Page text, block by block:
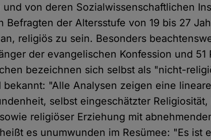
von deren Sozialwissenschaftlichen
Befragten der Altersstufe von 19 bis 27
religiös zu sein. Besonders
der evangelischen Konfession und 51
bezeichnen sich selbst als "nicht-
"Alle Analysen zeigen eine
selbst eingeschätzter
religiöser Erziehung mit
es unumwunden im Resümee: "Es ist